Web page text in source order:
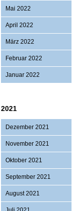
Mai 2022
April 2022
März 2022
Februar 2022
Januar 2022
2021
Dezember 2021
November 2021
Oktober 2021
September 2021
August 2021